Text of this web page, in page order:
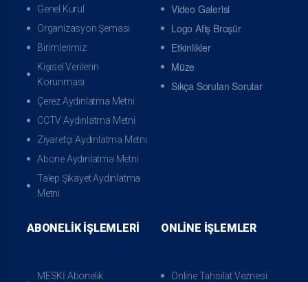
Online Tahsilat Veznesi Online Randevu
Arıza İhbarı
Genel Kurul
Organizasyon Şeması
Birimlerimiz
Kişisel Verilerin
Korunması
Çerez Aydınlatma Metni
CCTV Aydınlatma Metni
Ziyaretçi Aydınlatma Metni
Abone Aydınlatma Metni
Talep Şikayet Aydınlatma
Metni
Video Galerisi
Logo Afiş Broşür
Etkinlikler
Müze
Sıkça Sorulan Sorular
ABONELIK İŞLEMLERI
MESKİ Abonelik
ONLINE İŞLEMLER
Online Tahsilat Veznesi